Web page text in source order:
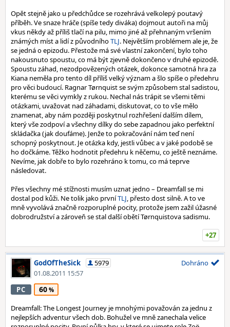
Opět stejně jako u předchůdce se rozehrává velkolepý poutavý
příběh. Ve snaze hráče (spíše tedy diváka) dojmout autoři na můj
vkus někdy až příliš tlačí na pilu, mimo jiné až přehnaným vršením
známých míst a lidí z původníhoTLJ. Největším problémem ale je, že
se jedná o epizodu. Přestože má své vlastní zakončení, bylo toho
nakousnuto spoustu, co má být zjevně dokončeno v druhé epizodě.
Spoustu záhad, nezodpovězených otázek, dokonce samotná hra za
Kiana neměla pro tento díl příliš velký význam a šlo spíše o předehru
pro věci budoucí. Ragnar Tørnquist se svým způsobem stal sadistou,
kterému se věci vymkly z rukou. Nechal nás trápit se všemi těmi
otázkami, uvažovat nad záhadami, diskutovat, co to vše mělo
znamenat, aby nám později poskytnul rozhřešení dalším dílem,
který vše zodpoví a všechny dílky do sebe zapadnou jako perfektní
skládačka (jak doufáme). Jenže to pokračování nám teď není
schopný poskytnout. Je otázka kdy, jestli vůbec a v jaké podobě se
ho dočkáme. Těžko hodnotit předehru k něčemu, co ještě neznáme.
Nevíme, jak dobře to bylo rozehráno k tomu, co má teprve
následovat.
Přes všechny mé stížnosti musím uznat jedno – Dreamfall se mi
dostal pod kůži. Ne tolik jako prvníTLJ, přesto dost silně. A to ve
mně vyvolává značně rozporuplné pocity, protože jsem zažil úžasné
dobrodružství a zároveň se stal další obětí Tørnquistova sadismu.
+27
GodOfTheSick
5979
01.08.2011 15:57
Dohráno
PC 60
Dreamfall: The Longest Journey je mnohými považován za jednu z
nejlepších adventur všech dob. Bohužel ve mně zanechala velice